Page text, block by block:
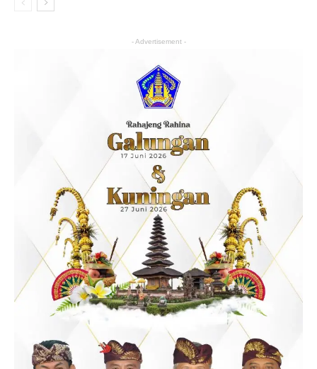
- Advertisement -